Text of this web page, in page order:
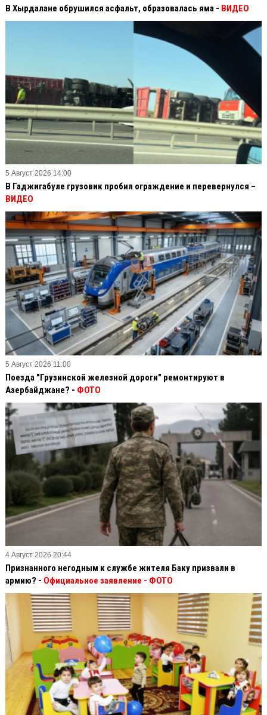
В Хырдалане обрушился асфальт, образовалась яма - ВИДЕО
5 Август 2026 14:00
В Гаджигабуле грузовик пробил ограждение и перевернулся –
ВИДЕО
5 Август 2026 11:00
Поезда "Грузинской железной дороги" ремонтируют в
Азербайджане? - ФОТО
4 Август 2026 20:44
Признанного негодным к службе жителя Баку призвали в
армию? - Официальное заявление - ФОТО